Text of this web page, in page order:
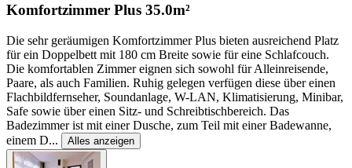
Komfortzimmer Plus 35.0m²
Die sehr geräumigen Komfortzimmer Plus bieten ausreichend Platz
für ein Doppelbett mit 180 cm Breite sowie für eine Schlafcouch.
Die komfortablen Zimmer eignen sich sowohl für Alleinreisende,
Paare, als auch Familien. Ruhig gelegen verfügen diese über einen
Flachbildfernseher, Soundanlage, W-LAN, Klimatisierung, Minibar,
Safe sowie über einen Sitz- und Schreibtischbereich. Das
Badezimmer ist mit einer Dusche, zum Teil mit einer Badewanne,
einem D... Alles anzeigen